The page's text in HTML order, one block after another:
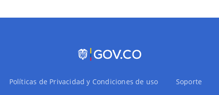
Políticas de Privacidad y Condiciones de uso Soporte